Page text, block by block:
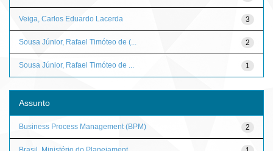
3
Veiga, Carlos Eduardo Lacerda
2
Sousa Júnior, Rafael Timóteo de (...
1
Sousa Júnior, Rafael Timóteo de ...
Assunto
2
Business Process Management (BPM)